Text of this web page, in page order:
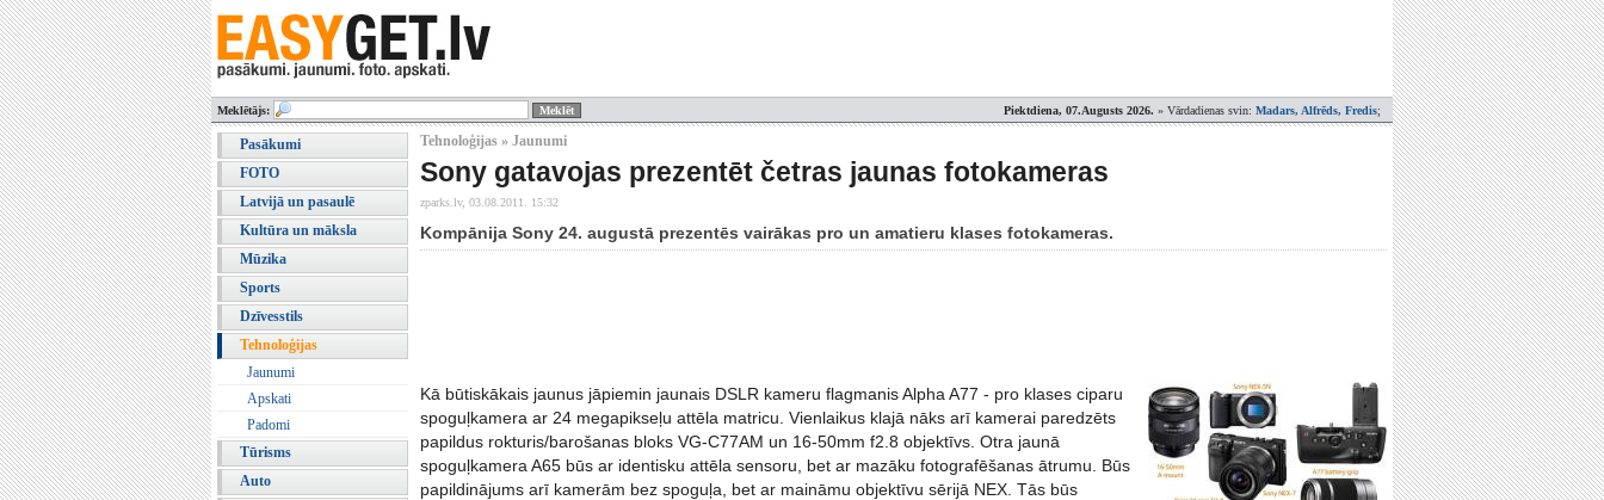
Piektdiena, 07.Augusts 2026. » Vārdadienas svin: Madars, Alfrēds, Fredis;
Meklētājs:
Pasākumi
FOTO
Latvijā un pasaulē
Kultūra un māksla
Mūzika
Sports
Dzīvesstils
Tehnoloģijas
Jaunumi
Apskati
Padomi
Tūrisms
Auto
Tehnoloģijas » Jaunumi
Sony gatavojas prezentēt četras jaunas fotokameras
zparks.lv, 03.08.2011. 15:32
Kompānija Sony 24. augustā prezentēs vairākas pro un amatieru klases fotokameras.
Kā būtiskākais jaunus jāpiemin jaunais DSLR kameru flagmanis Alpha A77 - pro klases ciparu
spoguļkamera ar 24 megapikseļu attēla matricu. Vienlaikus klajā nāks arī kamerai paredzēts
papildus rokturis/barošanas bloks VG-C77AM un 16-50mm f2.8 objektīvs. Otra jaunā
spoguļkamera A65 būs ar identisku attēla sensoru, bet ar mazāku fotografēšanas ātrumu. Būs
papildinājums arī kamerām bez spoguļa, bet ar maināmu objektīvu sērijā NEX. Tās būs